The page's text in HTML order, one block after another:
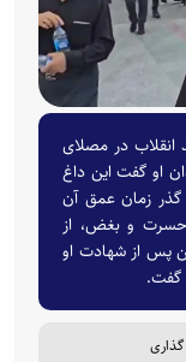
انقلاب در مصلای
او گفت این داغ
گذر زمان عمق آن
حسرت و بغض، از
پس از شهادت او
گفت.